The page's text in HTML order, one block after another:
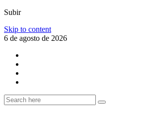
Subir
Skip to content
6 de agosto de 2026